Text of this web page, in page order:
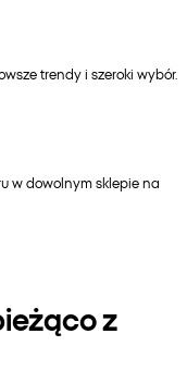
trendy i szeroki wybór.
w dowolnym sklepie na
z